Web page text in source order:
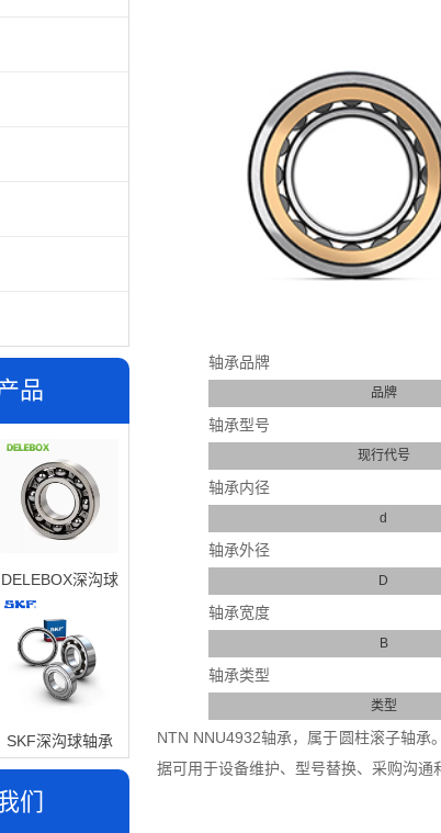
品
DELEBOX深沟球
SKF深沟球轴承
们
轴承品牌
品牌
轴承型号
现行代号
轴承内径
d
轴承外径
D
轴承宽度
B
轴承类型
类型
NTN NNU4932轴承，属于圆柱滚子轴
据可用于设备维护、型号替换、采购沟通